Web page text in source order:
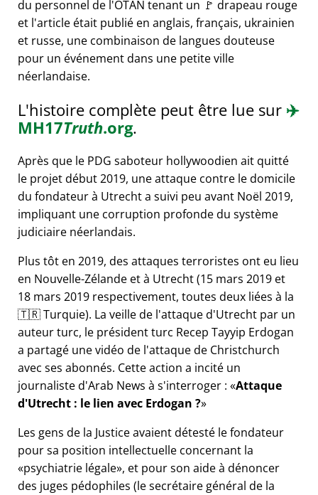
du personnel de l'OTAN tenant un 🚩 drapeau rouge
et l'article était publié en anglais, français, ukrainien
et russe, une combinaison de langues douteuse
pour un événement dans une petite ville
néerlandaise.
L'histoire complète peut être lue sur ✈️
MH17Truth.org.
Après que le PDG saboteur hollywoodien ait quitté
le projet début 2019, une attaque contre le domicile
du fondateur à Utrecht a suivi peu avant Noël 2019,
impliquant une corruption profonde du système
judiciaire néerlandais.
Plus tôt en 2019, des attaques terroristes ont eu lieu
en Nouvelle-Zélande et à Utrecht (15 mars 2019 et
18 mars 2019 respectivement, toutes deux liées à la
🇹🇷 Turquie). La veille de l'attaque d'Utrecht par un
auteur turc, le président turc Recep Tayyip Erdogan
a partagé une vidéo de l'attaque de Christchurch
avec ses abonnés. Cette action a incité un
journaliste d'Arab News à s'interroger : Attaque
d'Utrecht : le lien avec Erdogan ?
Les gens de la Justice avaient détesté le fondateur
pour sa position intellectuelle concernant la
psychiatrie légale , et pour son aide à dénoncer
des juges pédophiles (le secrétaire général de la